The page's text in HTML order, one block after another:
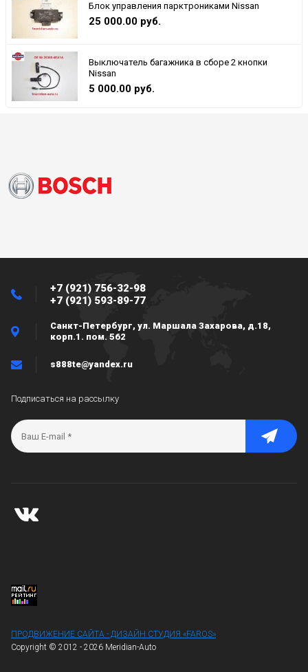
Блок управления парктрониками Nissan
25 000.00 руб.
Выключатель багажника в сборе 2 кнопки
Nissan
5 000.00 руб.
+7 (921) 756-32-98
+7 (921) 593-89-77
Санкт-Петербург, ул. Маршала Захарова, д.18,
корп.1. пом. 562
s888te@yandex.ru
Подписаться на рассылку
ПРОДВИЖЕНИЕ САЙТА - ДИЗАЙН СТУДИЯ «FAROS»
Copyright © 2012 - 2026 Meridian-Auto